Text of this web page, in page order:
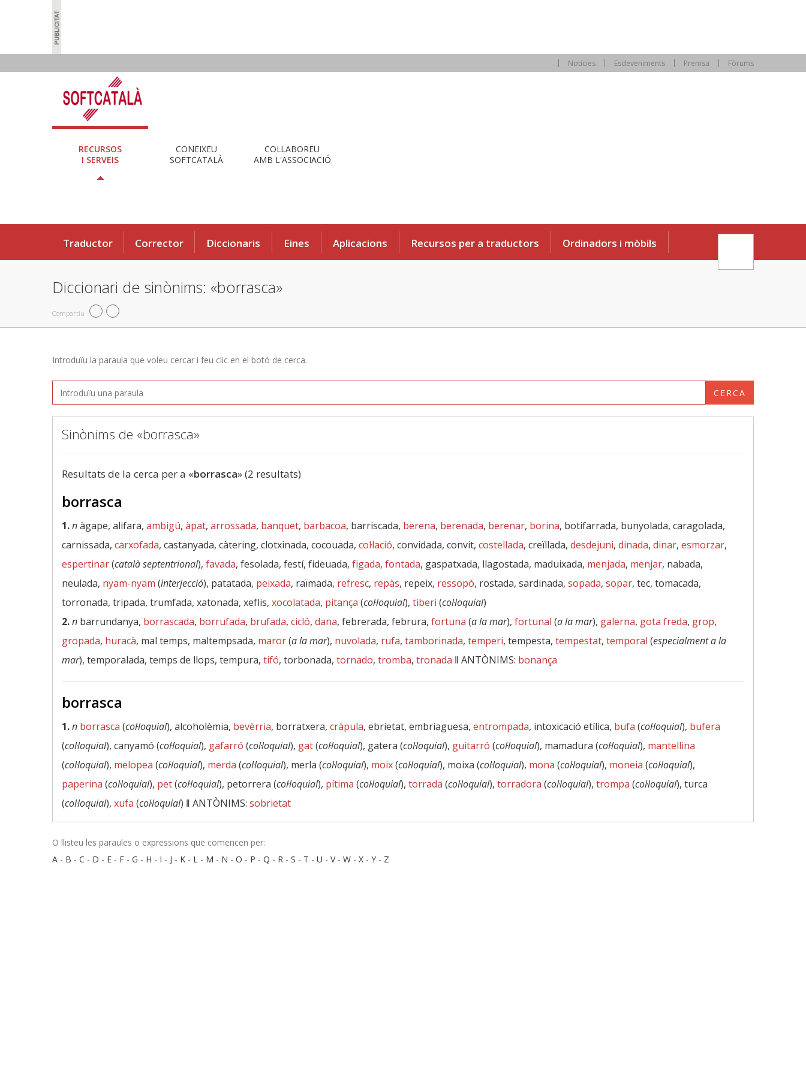
Notícies Esdeveniments Premsa Fòrums
RECURSOS
I SERVEIS
CONEIXEU
SOFTCATALÀ
COL·LABOREU
AMB L'ASSOCIACIÓ
Traductor Corrector Diccionaris Eines Aplicacions Recursos per a traductors Ordinadors i mòbils
Diccionari de sinònims: «borrasca»
Compartiu
Introduïu la paraula que voleu cercar i feu clic en el botó de cerca.
CERCA
Sinònims de «borrasca»
Resultats de la cerca per a «borrasca» (2 resultats)
borrasca
1.nàgape, alifara, ambigú, àpat, arrossada, banquet, barbacoa, barriscada, berena, berenada, berenar, borina, botifarrada, bunyolada, caragolada,
carnissada, carxofada, castanyada, càtering, clotxinada, cocouada, col·lació, convidada, convit, costellada, creïllada, desdejuni, dinada, dinar, esmorzar,
espertinar(català septentrional), favada, fesolada, festí, fideuada, figada, fontada, gaspatxada, llagostada, maduixada, menjada, menjar, nabada,
neulada, nyam-nyam (interjecció), patatada, peixada, raïmada, refresc, repàs, repeix, ressopó, rostada, sardinada, sopada, sopar, tec, tomacada,
torronada, tripada, trumfada, xatonada, xeflis, xocolatada, pitança (col·loquial), tiberi (col·loquial)
2.n barrundanya, borrascada, borrufada, brufada, cicló, dana, febrerada, februra, fortuna (a la mar), fortunal (a la mar), galerna, gota freda, grop,
gropada, huracà, mal temps, maltempsada, maror(a la mar), nuvolada, rufa, tamborinada, temperi, tempesta, tempestat, temporal (especialment a la
mar), temporalada, temps de llops, tempura, tifó, torbonada, tornado, tromba, tronada ‖ ANTÒNIMS: bonança
borrasca
1.n borrasca (col·loquial), alcoholèmia, bevèrria, borratxera, cràpula, ebrietat, embriaguesa, entrompada, intoxicació etílica, bufa (col·loquial), bufera
(col·loquial), canyamó (col·loquial), gafarró (col·loquial), gat(col·loquial), gatera (col·loquial), guitarró (col·loquial), mamadura (col·loquial), mantellina
(col·loquial), melopea (col·loquial), merda (col·loquial), merla (col·loquial), moix(col·loquial), moixa (col·loquial), mona (col·loquial), moneia (col·loquial),
paperina (col·loquial), pet(col·loquial), petorrera (col·loquial), pítima (col·loquial), torrada (col·loquial), torradora (col·loquial), trompa (col·loquial), turca
(col·loquial), xufa (col·loquial) ‖ ANTÒNIMS: sobrietat
O llisteu les paraules o expressions que comencen per:
A - B - C - D - E - F - G - H - I - J - K - L - M - N - O - P - Q - R - S - T - U - V- W - X - Y - Z